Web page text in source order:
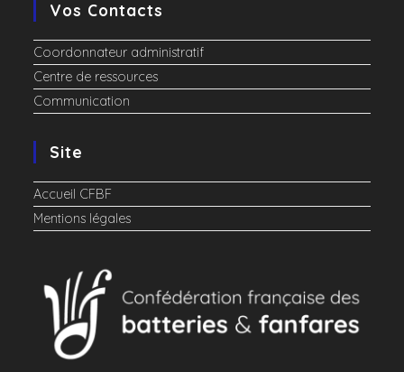
Vos Contacts
Coordonnateur administratif
Centre de ressources
Communication
Site
Accueil CFBF
Mentions légales